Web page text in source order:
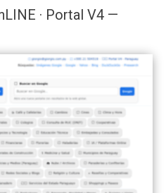
· Portal V4 —